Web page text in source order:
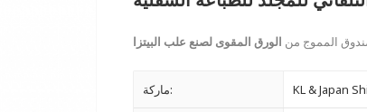
المموج من
ماركة: KL & Japan